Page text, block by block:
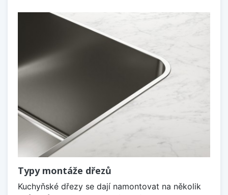
Typy montáže dřezů
Kuchyňské dřezy se dají namontovat na několik